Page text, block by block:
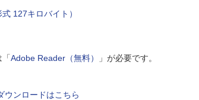
127キロバイト）
Adobe Reader（無料） 」が必要です。
ウンロードはこちら